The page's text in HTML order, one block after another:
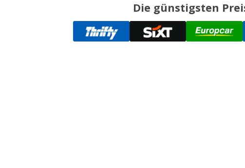
Die günstigsten